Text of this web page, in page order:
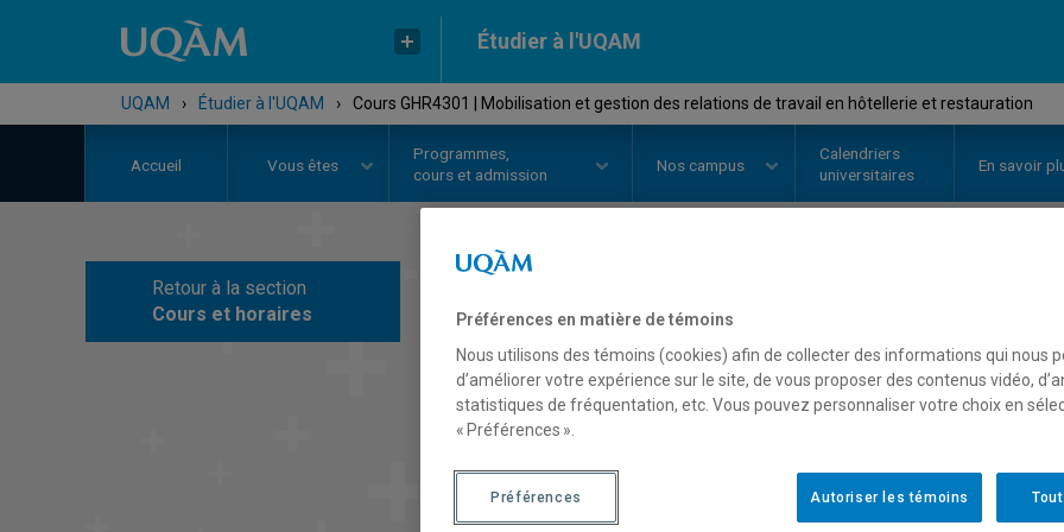
Étudier à l'UQAM
UQAM › Étudier à l'UQAM › Cours GHR4301 | Mobilisation et gestion des relations de travail en hôtellerie et restauration
Accueil Vous êtes
Programmes,
cours et admission
Nos campus
Calendriers
universitaires
En savoir
Retour à la section
Cours et horaires
COURS// GHR4301
Mobilisation
de travail en hôtellerie
Préférences en matière de témoins
Nous utilisons des témoins (cookies) afin de collecter des informations qui nous
d’améliorer votre expérience sur le site, de vous proposer des contenus vidéo,
statistiques de fréquentation, etc. Vous pouvez personnaliser votre choix en
« Préférences ».
Autoriser les témoins
Préférences